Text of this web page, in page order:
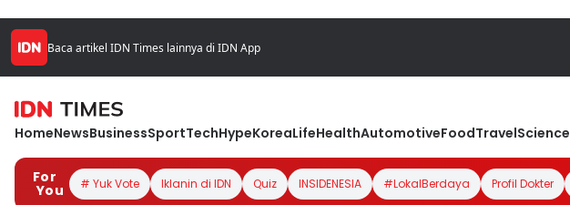
Baca artikel IDN Times lainnya di IDN App
HomeNewsBusinessSportTechHypeKoreaLifeHealthAutomotiveFoodTravelScience
For
You # Yuk Vote Iklanin di IDN Quiz INSIDENESIA #LokalBerdaya Profil Dokter